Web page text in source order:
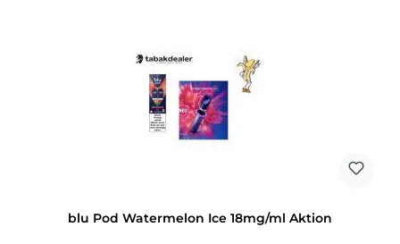
blu Pod Watermelon Ice 18mg/ml Aktion